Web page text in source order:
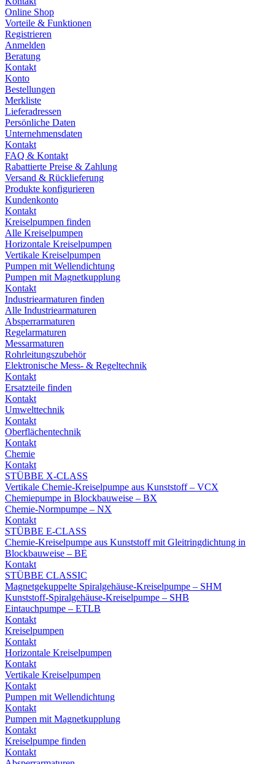
Online Shop
Vorteile & Funktionen
Registrieren
Anmelden
Beratung
Kontakt
Konto
Bestellungen
Merkliste
Lieferadressen
Persönliche Daten
Unternehmensdaten
Kontakt
FAQ & Kontakt
Rabattierte Preise & Zahlung
Versand & Rücklieferung
Produkte konfigurieren
Kundenkonto
Kontakt
Kreiselpumpen finden
Alle Kreiselpumpen
Horizontale Kreiselpumpen
Vertikale Kreiselpumpen
Pumpen mit Wellendichtung
Pumpen mit Magnetkupplung
Kontakt
Industriearmaturen finden
Alle Industriearmaturen
Absperrarmaturen
Regelarmaturen
Messarmaturen
Rohrleitungszubehör
Elektronische Mess- & Regeltechnik
Kontakt
Ersatzteile finden
Kontakt
Umwelttechnik
Kontakt
Oberflächentechnik
Kontakt
Chemie
Kontakt
STÜBBE X-CLASS
Vertikale Chemie-Kreiselpumpe aus Kunststoff – VCX
Chemiepumpe in Blockbauweise – BX
Chemie-Normpumpe – NX
Kontakt
STÜBBE E-CLASS
Chemie-Kreiselpumpe aus Kunststoff mit Gleitringdichtung in
Blockbauweise – BE
Kontakt
STÜBBE CLASSIC
Magnetgekuppelte Spiralgehäuse-Kreiselpumpe – SHM
Kunststoff-Spiralgehäuse-Kreiselpumpe – SHB
Eintauchpumpe – ETLB
Kontakt
Kreiselpumpen
Kontakt
Horizontale Kreiselpumpen
Kontakt
Vertikale Kreiselpumpen
Kontakt
Pumpen mit Wellendichtung
Kontakt
Pumpen mit Magnetkupplung
Kontakt
Kreiselpumpe finden
Kontakt